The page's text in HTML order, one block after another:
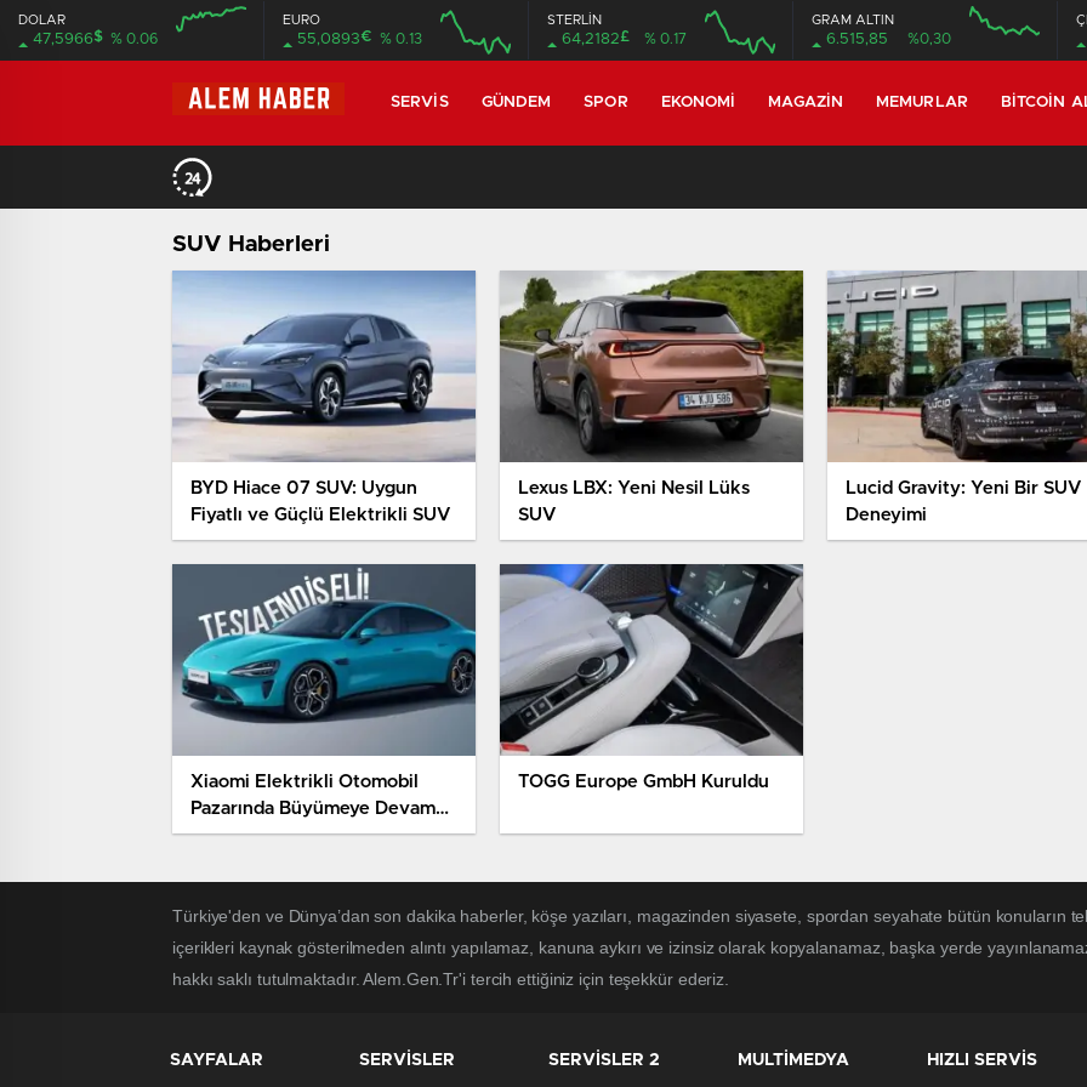
DOLAR
47,5966$ % 0.06
EURO
55,0893€ % 0.13
STERLİN
64,2182£ % 0.17
GRAM ALTIN
6.515,85 %0,30
SERVIS GÜNDEM SPOR EKONOMI MAGAZIN MEMURLAR BITCOIN
SUV Haberleri
BYD Hiace 07 SUV: Uygun
Fiyatlı ve Güçlü Elektrikli SUV
Lexus LBX: Yeni Nesil Lüks
SUV
Lucid Gravity: Yeni Bir SUV
Deneyimi
Xiaomi Elektrikli Otomobil
Pazarında Büyümeye Devam
Ediyor
TOGG Europe GmbH Kuruldu
Türkiye'den ve Dünya’dan son dakika haberler, köşe yazıları, magazinden siyasete, spordan seyahate bütün konuların
içerikleri kaynak gösterilmeden alıntı yapılamaz, kanuna aykırı ve izinsiz olarak kopyalanamaz, başka yerde
hakkı saklı tutulmaktadır. Alem.Gen.Tr'i tercih ettiğiniz için teşekkür ederiz.
SAYFALAR SERVİSLER SERVİSLER 2 MULTİMEDYA HIZLI SERVİS